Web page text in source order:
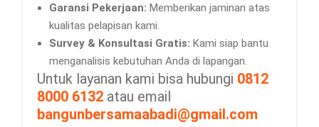
Garansi Pekerjaan: Memberikan jaminan atas
kualitas pelapisan kami.
Survey & Konsultasi Gratis: Kami siap bantu
menganalisis kebutuhan Anda di lapangan.
Untuk layanan kami bisa hubungi 0812
8000 6132 atau email
bangunbersamaabadi@gmail.com